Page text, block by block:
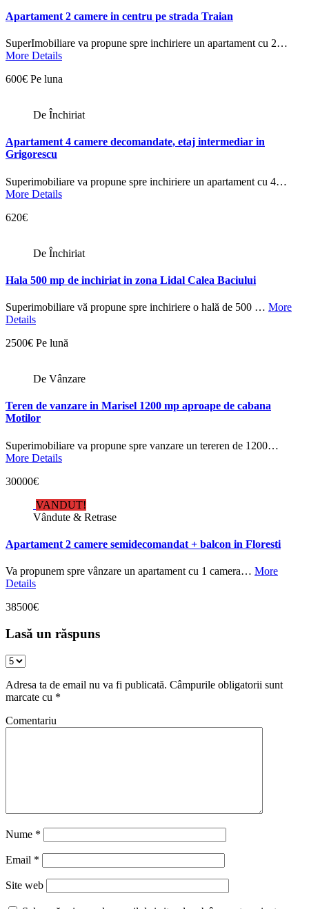
Apartament 2 camere in centru pe strada Traian
SuperImobiliare va propune spre inchiriere un apartament cu 2…
More Details
600€ Pe luna
De Închiriat
Apartament 4 camere decomandate, etaj intermediar in
Grigorescu
Superimobiliare va propune spre inchiriere un apartament cu 4…
More Details
620€
De Închiriat
Hala 500 mp de inchiriat in zona Lidal Calea Baciului
Superimobiliare vă propune spre inchiriere o hală de 500 … More
Details
2500€ Pe lună
De Vânzare
Teren de vanzare in Marisel 1200 mp aproape de cabana
Motilor
Superimobiliare va propune spre vanzare un tereren de 1200…
More Details
30000€
VANDUT!
Vândute & Retrase
Apartament 2 camere semidecomandat + balcon in Floresti
Va propunem spre vânzare un apartament cu 1 camera… More
Details
38500€
Lasă un răspuns
Adresa ta de email nu va fi publicată. Câmpurile obligatorii sunt
marcate cu *
Comentariu
Nume *
Email *
Site web